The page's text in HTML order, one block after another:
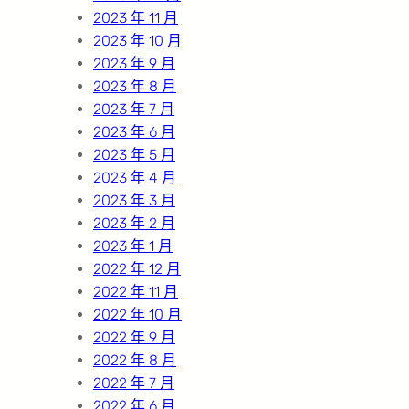
2023 年 11 月
2023 年 10 月
2023 年 9 月
2023 年 8 月
2023 年 7 月
2023 年 6 月
2023 年 5 月
2023 年 4 月
2023 年 3 月
2023 年 2 月
2023 年 1 月
2022 年 12 月
2022 年 11 月
2022 年 10 月
2022 年 9 月
2022 年 8 月
2022 年 7 月